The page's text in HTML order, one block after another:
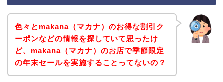
色々とmakana（マカナ）のお得な割引ク
ーポンなどの情報を探していて思ったけ
ど、makana（マカナ）のお店で季節限定
の年末セールを実施することってないの？